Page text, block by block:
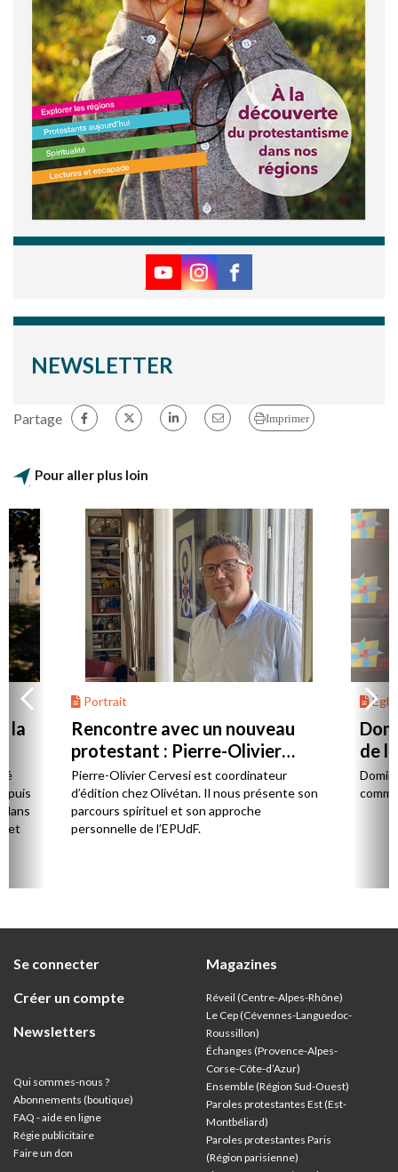
NEWSLETTER
Partage Imprimer
Pour aller plus loin
la
et
Portrait
Rencontre avec un nouveau
protestant : Pierre-Olivier
Cervesi
Pierre-Olivier Cervesi est coordinateur
d’édition chez Olivétan. Il nous présente son
parcours spirituel et son approche
personnelle de l’EPUdF.
de
Se connecter
Créer un compte
Newsletters
Qui sommes-nous ?
Abonnements (boutique)
FAQ - aide en ligne
Régie publicitaire
Faire un don
Magazines
Réveil (Centre-Alpes-Rhône)
Le Cep (Cévennes-Languedoc-
Roussillon)
Échanges (Provence-Alpes-
Corse-Côte-d’Azur)
Ensemble (Région Sud-Ouest)
Paroles protestantes Est (Est-
Montbéliard)
Paroles protestantes Paris
(Région parisienne)